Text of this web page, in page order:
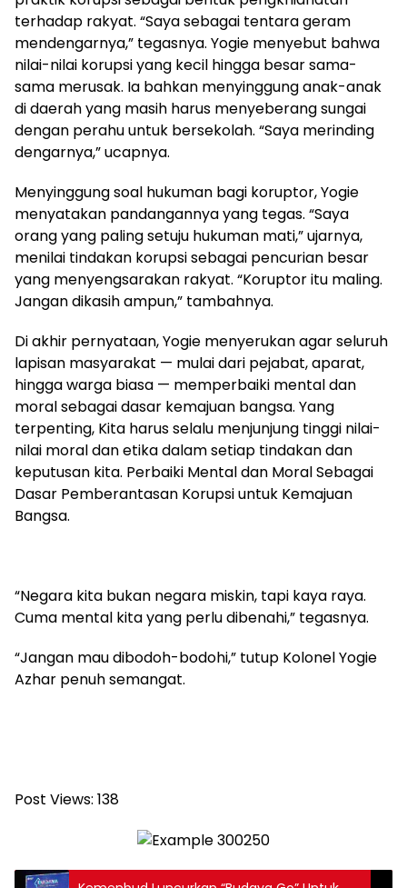
terhadap rakyat. “Saya sebagai tentara geram
mendengarnya,” tegasnya. Yogie menyebut bahwa
nilai-nilai korupsi yang kecil hingga besar sama-
sama merusak. Ia bahkan menyinggung anak-anak
di daerah yang masih harus menyeberang sungai
dengan perahu untuk bersekolah. “Saya merinding
dengarnya,” ucapnya.
Menyinggung soal hukuman bagi koruptor, Yogie
menyatakan pandangannya yang tegas. “Saya
orang yang paling setuju hukuman mati,” ujarnya,
menilai tindakan korupsi sebagai pencurian besar
yang menyengsarakan rakyat. “Koruptor itu maling.
Jangan dikasih ampun,” tambahnya.
Di akhir pernyataan, Yogie menyerukan agar seluruh
lapisan masyarakat — mulai dari pejabat, aparat,
hingga warga biasa — memperbaiki mental dan
moral sebagai dasar kemajuan bangsa. Yang
terpenting, Kita harus selalu menjunjung tinggi nilai-
nilai moral dan etika dalam setiap tindakan dan
keputusan kita. Perbaiki Mental dan Moral Sebagai
Dasar Pemberantasan Korupsi untuk Kemajuan
Bangsa.
“Negara kita bukan negara miskin, tapi kaya raya.
Cuma mental kita yang perlu dibenahi,” tegasnya.
“Jangan mau dibodoh-bodohi,” tutup Kolonel Yogie
Azhar penuh semangat.
Post Views: 138